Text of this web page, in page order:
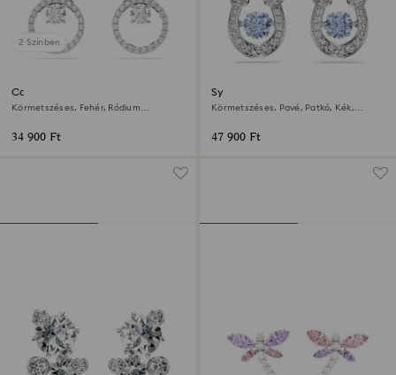
2 Színben
Constella bedugós fülbevaló
Körmetszéses, Fehér, Ródium
34 900 Ft
Symbolica bedugós fülbevaló
Körmetszéses, Pavé, Patkó, Kék,
47 900 Ft